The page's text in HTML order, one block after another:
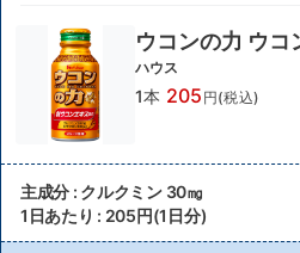
ウコンの力 ウコ
ハウス
1本 205 円(税込)
主成分 : クルクミン 30㎎
1日あたり : 205円(1日分)